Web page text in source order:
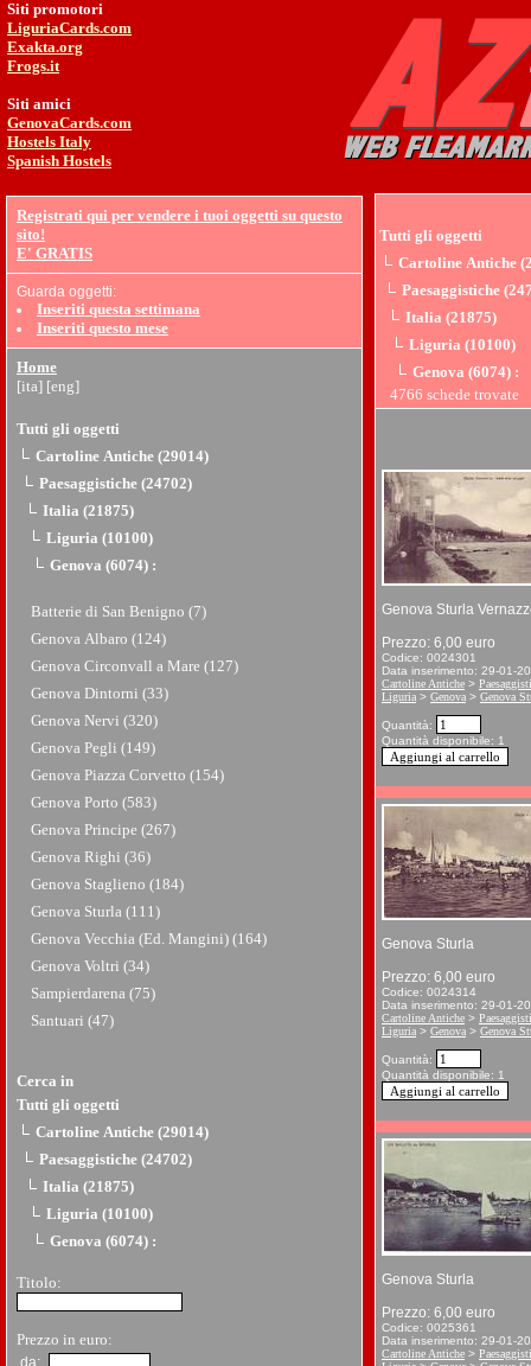
Siti promotori
LiguriaCards.com
Exakta.org
Frogs.it
Siti amici
GenovaCards.com
Hostels Italy
Spanish Hostels
Registrati qui per vendere i tuoi oggetti su questo
sito!
E' GRATIS
Guarda oggetti:
Inseriti questa settimana
Inseriti questo mese
Home
[ita] [eng]
Tutti gli oggetti
Cartoline Antiche (29014)
Paesaggistiche (24702)
Italia (21875)
Liguria (10100)
Genova (6074) :
Batterie di San Benigno (7)
Genova Albaro (124)
Genova Circonvall a Mare (127)
Genova Dintorni (33)
Genova Nervi (320)
Genova Pegli (149)
Genova Piazza Corvetto (154)
Genova Porto (583)
Genova Principe (267)
Genova Righi (36)
Genova Staglieno (184)
Genova Sturla (111)
Genova Vecchia (Ed. Mangini) (164)
Genova Voltri (34)
Sampierdarena (75)
Santuari (47)
Cerca in
Tutti gli oggetti
Cartoline Antiche (29014)
Paesaggistiche (24702)
Italia (21875)
Liguria (10100)
Genova (6074) :
Titolo:
Prezzo in euro:
da:
Tutti gli oggetti
Cartoline Antiche
Paesaggistiche
Italia (21875)
Liguria (10100)
Genova (6074) :
4766 schede trovate
Genova Sturla
Prezzo: 6,00 euro
Codice: 0024301
Data inserimento: 29-01-
Cartoline Antiche >
Liguria > Genova > Genova
Quantità:
Quantità disponibile: 1
Genova Sturla
Prezzo: 6,00 euro
Codice: 0024314
Data inserimento: 29-01-
Cartoline Antiche >
Liguria > Genova > Genova
Quantità:
Quantità disponibile: 1
Genova Sturla
Prezzo: 6,00 euro
Codice: 0025361
Data inserimento: 29-01-
Cartoline Antiche >